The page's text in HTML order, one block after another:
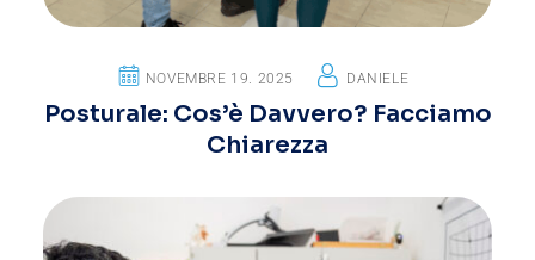
NOVEMBRE 19. 2025 DANIELE
Posturale: Cos’è Davvero? Facciamo
Chiarezza